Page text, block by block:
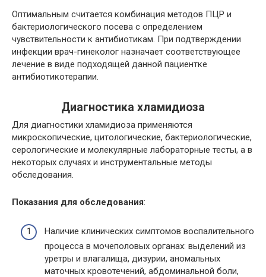
Оптимальным считается комбинация методов ПЦР и
бактериологического посева с определением
чувствительности к антибиотикам. При подтверждении
инфекции врач-гинеколог назначает соответствующее
лечение в виде подходящей данной пациентке
антибиотикотерапии.
Диагностика хламидиоза
Для диагностики хламидиоза применяются
микроскопические, цитологические, бактериологические,
серологические и молекулярные лабораторные тесты, а в
некоторых случаях и инструментальные методы
обследования.
Показания для обследования:
Наличие клинических симптомов воспалительного
процесса в мочеполовых органах: выделений из
уретры и влагалища, дизурии, аномальных
маточных кровотечений, абдоминальной боли,